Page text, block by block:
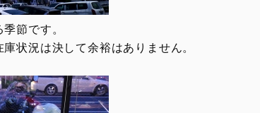
節です。
状況は決して余裕はありません。